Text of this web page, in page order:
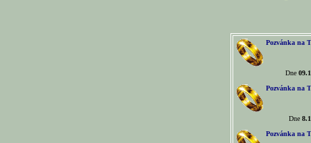
Pozvánka na
Dne
Pozvánka na
Dne
Pozvánka na